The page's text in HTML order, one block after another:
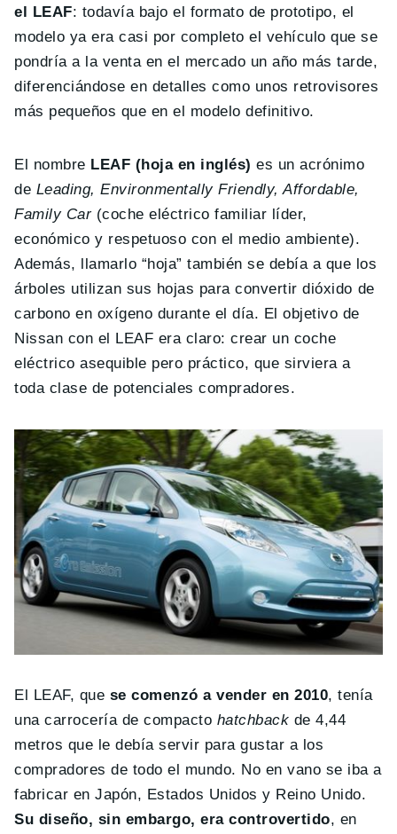
el LEAF: todavía bajo el formato de prototipo, el
modelo ya era casi por completo el vehículo que se
pondría a la venta en el mercado un año más tarde,
diferenciándose en detalles como unos retrovisores
más pequeños que en el modelo definitivo.
El nombre LEAF (hoja en inglés) es un acrónimo
de Leading, Environmentally Friendly, Affordable,
Family Car(coche eléctrico familiar líder,
económico y respetuoso con el medio ambiente).
Además, llamarlo “hoja” también se debía a que los
árboles utilizan sus hojas para convertir dióxido de
carbono en oxígeno durante el día. El objetivo de
Nissan con el LEAF era claro: crear un coche
eléctrico asequible pero práctico, que sirviera a
toda clase de potenciales compradores.
El LEAF, que se comenzó a vender en 2010, tenía
una carrocería de compacto hatchback de 4,44
metros que le debía servir para gustar a los
compradores de todo el mundo. No en vano se iba a
fabricar en Japón, Estados Unidos y Reino Unido.
Su diseño, sin embargo, era controvertido, en